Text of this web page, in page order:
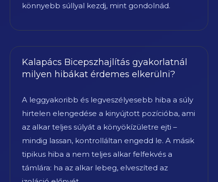
könnyebb súllyal kezdj, mint gondolnád.
Kalapács Bicepszhajlítás gyakorlatnál
milyen hibákat érdemes elkerülni?
A leggyakoribb és legveszélyesebb hiba a súly
hirtelen elengedése a kinyújtott pozícióba, ami
az alkar teljes súlyát a könyökízületre ejti –
mindig lassan, kontrolláltan engedd le. A másik
tipikus hiba a nem teljes alkar felfekvés a
támlára: ha az alkar lebeg, elveszíted az